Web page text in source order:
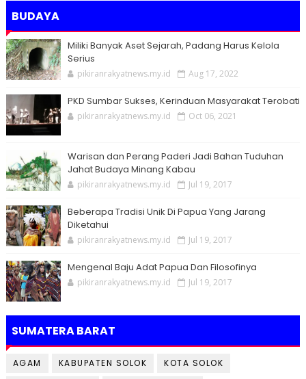
BUDAYA
Miliki Banyak Aset Sejarah, Padang Harus Kelola
Serius
pikiranrakyatnews.my.id Aug 17, 2022
PKD Sumbar Sukses, Kerinduan Masyarakat Terobati
pikiranrakyatnews.my.id Oct 06, 2021
Warisan dan Perang Paderi Jadi Bahan Tuduhan
Jahat Budaya Minang Kabau
pikiranrakyatnews.my.id Jul 19, 2017
Beberapa Tradisi Unik Di Papua Yang Jarang
Diketahui
pikiranrakyatnews.my.id Jul 19, 2017
Mengenal Baju Adat Papua Dan Filosofinya
pikiranrakyatnews.my.id Jul 19, 2017
SUMATERA BARAT
AGAM KABUPATEN SOLOK
KOTA SOLOK